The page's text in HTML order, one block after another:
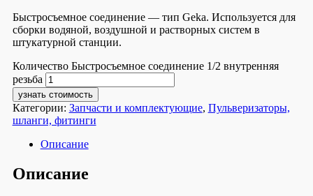
Быстросъемное соединение — тип Geka. Используется для
сборки водяной, воздушной и растворных систем в
штукатурной станции.
Количество Быстросъемное соединение 1/2 внутренняя
резьба
узнать стоимость
Категории: Запчасти и комплектующие, Пульверизаторы,
шланги, фитинги
Описание
Описание